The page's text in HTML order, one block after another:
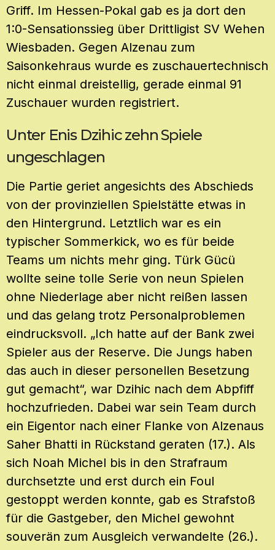
Griff. Im Hessen-Pokal gab es ja dort den
1:0-Sensationssieg über Drittligist SV Wehen
Wiesbaden. Gegen Alzenau zum
Saisonkehraus wurde es zuschauertechnisch
nicht einmal dreistellig, gerade einmal 91
Zuschauer wurden registriert.
Unter Enis Dzihic zehn Spiele
ungeschlagen
Die Partie geriet angesichts des Abschieds
von der provinziellen Spielstätte etwas in
den Hintergrund. Letztlich war es ein
typischer Sommerkick, wo es für beide
Teams um nichts mehr ging. Türk Gücü
wollte seine tolle Serie von neun Spielen
ohne Niederlage aber nicht reißen lassen
und das gelang trotz Personalproblemen
eindrucksvoll. „Ich hatte auf der Bank zwei
Spieler aus der Reserve. Die Jungs haben
das auch in dieser personellen Besetzung
gut gemacht“, war Dzihic nach dem Abpfiff
hochzufrieden. Dabei war sein Team durch
ein Eigentor nach einer Flanke von Alzenaus
Saher Bhatti in Rückstand geraten (17.). Als
sich Noah Michel bis in den Strafraum
durchsetzte und erst durch ein Foul
gestoppt werden konnte, gab es Strafstoß
für die Gastgeber, den Michel gewohnt
souverän zum Ausgleich verwandelte (26.).